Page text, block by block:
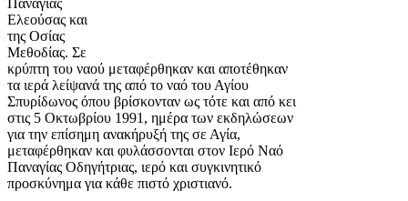
Ελεούσας και
της Οσίας
Μεθοδίας. Σε
κρύπτη του ναού μεταφέρθηκαν και αποτέθηκαν
τα ιερά λείψανά της από το ναό του Αγίου
Σπυρίδωνος όπου βρίσκονταν ως τότε και από κει
στις 5 Οκτωβρίου 1991, ημέρα των εκδηλώσεων
για την επίσημη ανακήρυξή της σε Αγία,
μεταφέρθηκαν και φυλάσσονται στον Ιερό Ναό
Παναγίας Οδηγήτριας, ιερό και συγκινητικό
προσκύνημα για κάθε πιστό χριστιανό.